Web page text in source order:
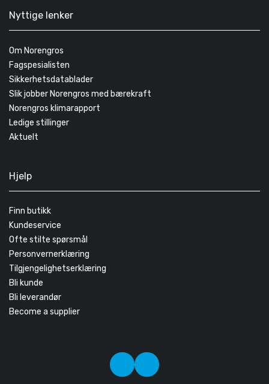
Nyttige lenker
Om Norengros
Fagspesialisten
Sikkerhetsdatablader
Slik jobber Norengros med bærekraft
Norengros klimarapport
Ledige stillinger
Aktuelt
Hjelp
Finn butikk
Kundeservice
Ofte stilte spørsmål
Personvernerklæring
Tilgjengelighetserklæring
Bli kunde
Bli leverandør
Become a supplier